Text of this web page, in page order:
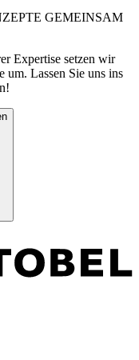
GEMEINSAM
Expertise setzen wir
um. Lassen Sie uns ins